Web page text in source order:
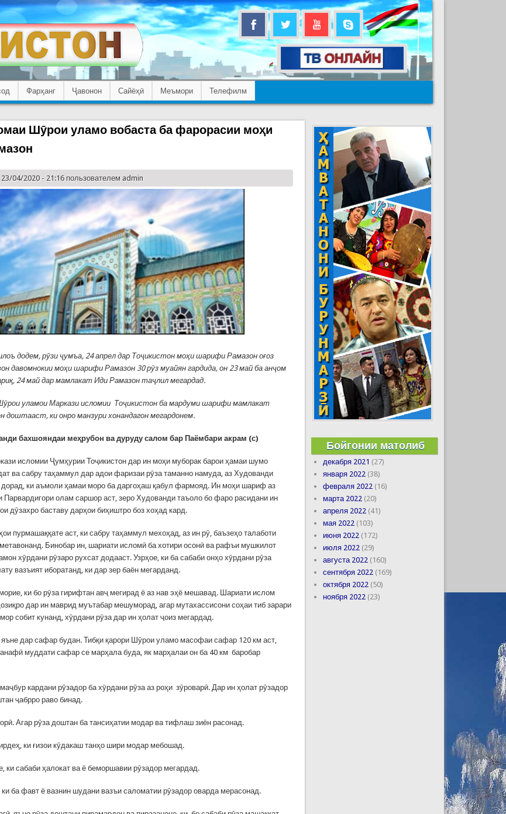
Фарҳанг Ҷавонон Сайёҳӣ Меъмори Телефилм
Шӯрои уламо вобаста ба фарорасии моҳи
04/2020 - 21:16 пользователем admin
додем, рӯзи ҷумъа, 24 апрел дар Тоҷикистон моҳи шарифи Рамазон оғоз
давомнокии моҳи шарифи Рамазон 30 рӯз муайян гардида, он 23 май ба анҷом
24 май дар мамлакат Иди Рамазон таҷлил мегардад.
уламои Маркази исломии Тоҷикистон ба мардуми шарифи мамлакат
доштааст, ки онро манзури хонандагон мегардонем.
бахшояндаи меҳрубон ва дуруду салом бар Паёмбари акрам (с)
исломии Ҷумҳурии Тоҷикистон дар ин моҳи муборак барои ҳамаи шумо
ва сабру таҳаммул дар адои фаризаи рӯза таманно намуда, аз Худованди
ки аъмоли ҳамаи моро ба даргоҳаш қабул фармояд. Ин моҳи шариф аз
Парвардигори олам саршор аст, зеро Худованди таъоло бо фаро расидани ин
дӯзахро баставу дарҳои биҳиштро боз хоҳад кард.
пурмашаққате аст, ки сабру таҳаммул мехоҳад, аз ин рӯ, баъзеҳо талаботи
Бинобар ин, шариати исломӣ ба хотири осонӣ ва рафъи мушкилот
хӯрдани рӯзаро рухсат додааст. Узрҳое, ки ба сабаби онҳо хӯрдани рӯза
вазъият иборатанд, ки дар зер баён мегарданд.
ки бо рӯза гирифтан авҷ мегирад ё аз нав эҳё мешавад. Шариати ислом
дар ин маврид муътабар мешуморад, агар мутахассисони соҳаи тиб зарари
собит кунанд, хӯрдани рӯза дар ин ҳолат ҷоиз мегардад.
дар сафар будан. Тибқи қарори Шӯрои уламо масофаи сафар 120 км аст,
муддати сафар се марҳала буда, як марҳалаи он ба 40 км баробар
кардани рӯзадор ба хӯрдани рӯза аз роҳи зӯроварӣ. Дар ин ҳолат рӯзадор
ҷабрро раво бинад.
Агар рӯза доштан ба тансиҳатии модар ва тифлаш зиён расонад.
ки ғизои кӯдакаш танҳо шири модар мебошад.
ки сабаби ҳалокат ва ё беморшавии рӯзадор мегардад.
ки ба фавт ё вазнин шудани вазъи саломатии рӯзадор оварда мерасонад.
Бойгонии матолиб
декабря 2021 (27)
января 2022 (38)
февраля 2022 (16)
марта 2022 (20)
апреля 2022 (41)
мая 2022 (103)
июня 2022 (172)
июля 2022 (29)
августа 2022 (160)
сентября 2022 (169)
октября 2022 (50)
ноября 2022 (23)